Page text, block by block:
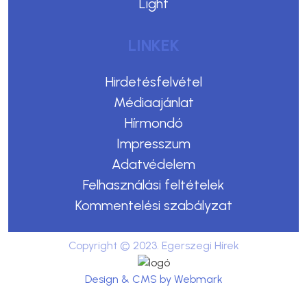
Light
LINKEK
Hirdetésfelvétel
Médiaajánlat
Hírmondó
Impresszum
Adatvédelem
Felhasználási feltételek
Kommentelési szabályzat
Copyright © 2023. Egerszegi Hírek
Design & CMS by Webmark